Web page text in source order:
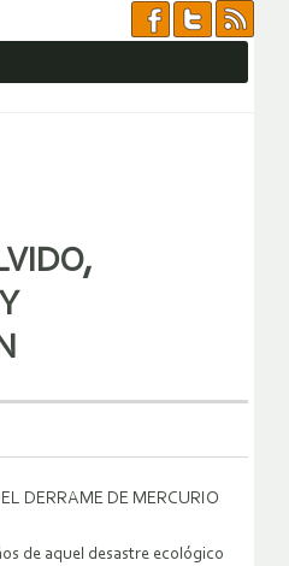
DERRAME DE MERCURIO
de aquel desastre ecológico